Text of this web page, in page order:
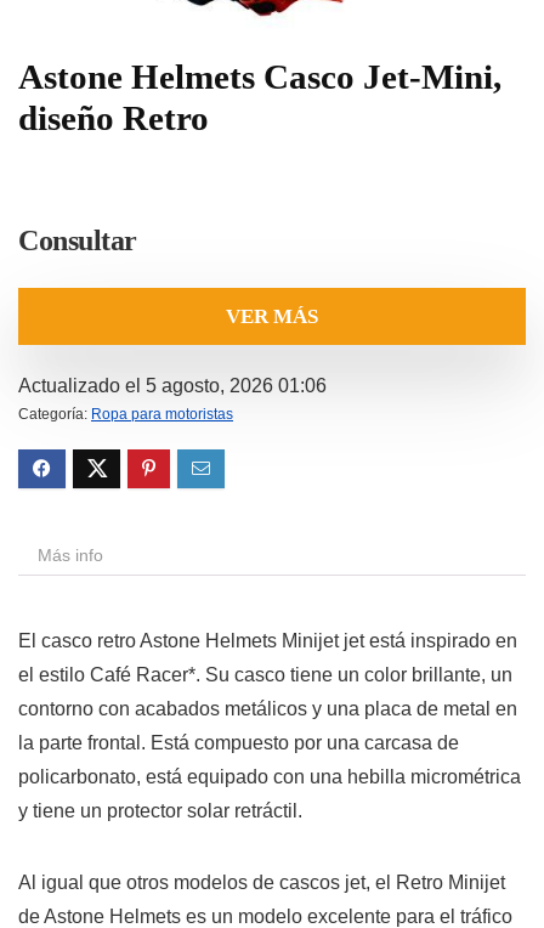
Astone Helmets Casco Jet-Mini,
diseño Retro
Consultar
VER MÁS
Actualizado el 5 agosto, 2026 01:06
Categoría: Ropa para motoristas
Más info
El casco retro Astone Helmets Minijet jet está inspirado en
el estilo Café Racer*. Su casco tiene un color brillante, un
contorno con acabados metálicos y una placa de metal en
la parte frontal. Está compuesto por una carcasa de
policarbonato, está equipado con una hebilla micrométrica
y tiene un protector solar retráctil.
Al igual que otros modelos de cascos jet, el Retro Minijet
de Astone Helmets es un modelo excelente para el tráfico